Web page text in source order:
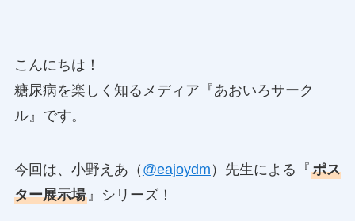
こんにちは！
糖尿病を楽しく知るメディア『あおいろサーク
ル』です。
今回は、小野えあ（ @eajoydm ）先生による『ポス
ター展示場』シリーズ！